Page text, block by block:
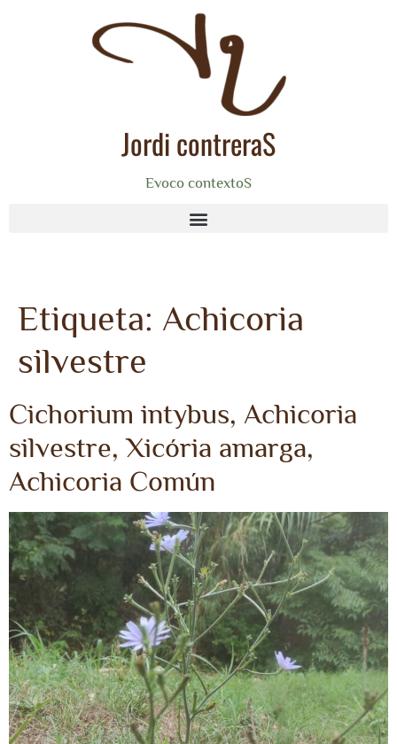
Jordi contreraS
Evoco contextoS
Etiqueta: Achicoria
silvestre
Cichorium intybus, Achicoria
silvestre, Xicória amarga,
Achicoria Común